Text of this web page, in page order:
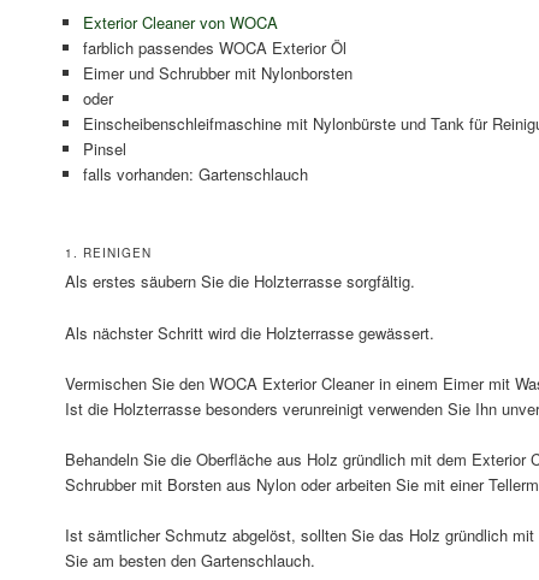
Exterior Cleaner von WOCA
farblich passendes WOCA Exterior Öl
Eimer und Schrubber mit Nylonborsten
oder
Einscheibenschleifmaschine mit Nylonbürste und Tank für
Pinsel
falls vorhanden: Gartenschlauch
1. REINIGEN
Als erstes säubern Sie die Holzterrasse sorgfältig.
Als nächster Schritt wird die Holzterrasse gewässert.
Vermischen Sie den WOCA Exterior Cleaner in einem Eimer mit
Ist die Holzterrasse besonders verunreinigt verwenden Sie Ihn
Behandeln Sie die Oberfläche aus Holz gründlich mit dem Exterior
Schrubber mit Borsten aus Nylon oder arbeiten Sie mit einer
Ist sämtlicher Schmutz abgelöst, sollten Sie das Holz gründlich
Sie am besten den Gartenschlauch.